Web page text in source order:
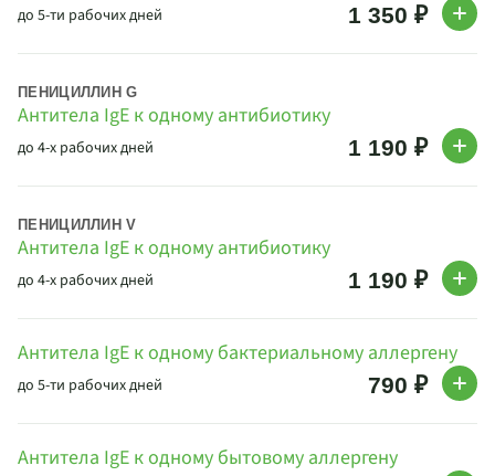
до 5-ти рабочих дней 1 350 ₽
Антитела IgE к одному антибиотику
ПЕНИЦИЛЛИН G
до 4-х рабочих дней 1 190 ₽
Антитела IgE к одному антибиотику
ПЕНИЦИЛЛИН V
до 4-х рабочих дней 1 190 ₽
Антитела IgE к одному бактериальному аллергену
до 5-ти рабочих дней 790 ₽
Антитела IgE к одному бытовому аллергену